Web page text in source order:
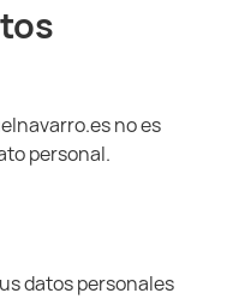
no es
personal.
datos personales